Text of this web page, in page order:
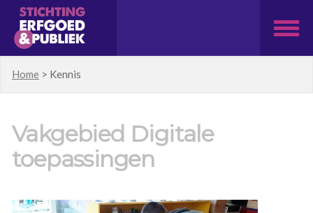
Home > Kennis
Vakgebied Digitale
toepassingen